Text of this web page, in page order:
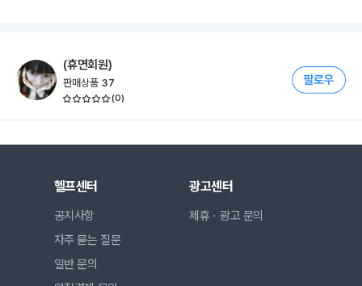
(휴면회원)
판매상품 37
(0)
헬프센터
공지사항
자주 묻는 질문
일반 문의
광고센터
제휴ㆍ광고 문의